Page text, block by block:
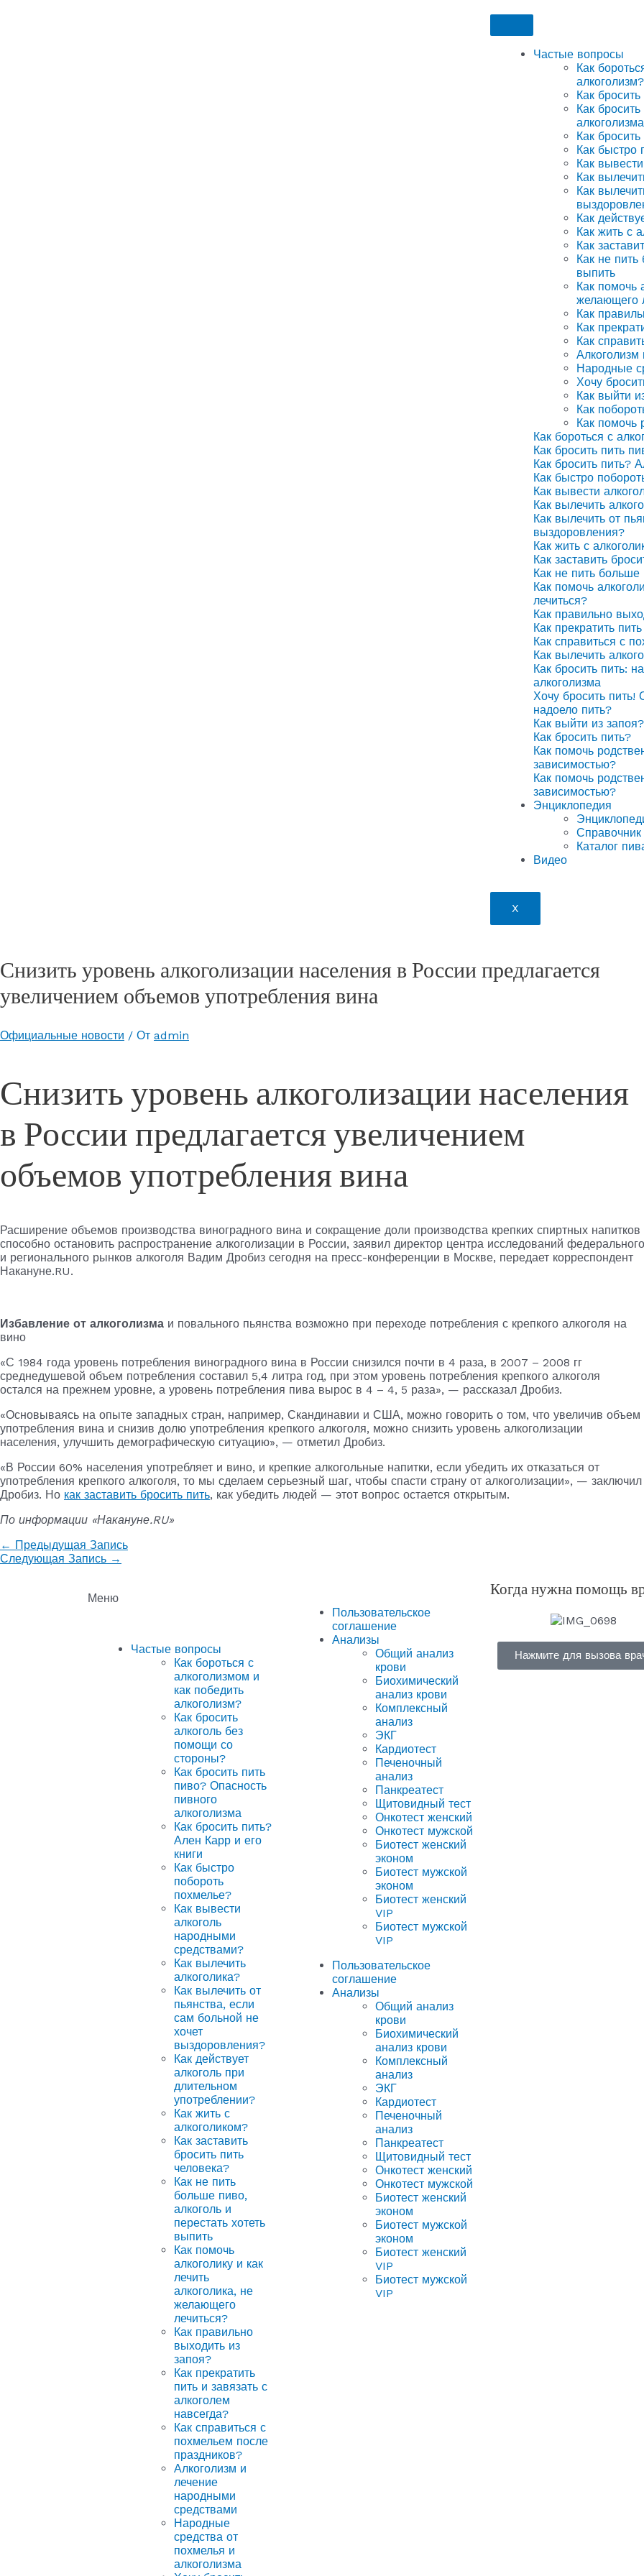
Частые вопросы
Как
алкоголизм?
Как
Как
алкоголизма
Как
Как быстро
Как
Как
Как
Как
Как жить с
Как
Как не пить
выпить
Как помочь
желающего
Как
Как
Как
Народные
Хочу
Как выйти
Как
Как помочь
Как бороться с
Как бросить пить
Как бросить пить?
Как быстро
Как вывести
Как вылечить
Как вылечить от
выздоровления?
Как жить с
Как заставить
Как не пить больше
Как помочь
лечиться?
Как правильно
Как прекратить
Как справиться с
Как вылечить
Как бросить пить:
алкоголизма
Хочу бросить пить!
надоело пить?
Как выйти из запоя?
Как бросить пить?
Как помочь
зависимостью?
Как помочь
зависимостью?
Энциклопедия
Справочник
Каталог
Видео
X
Снизить уровень алкоголизации населения в России предлагается
увеличением объемов употребления вина
Официальные новости / От admin
Снизить уровень алкоголизации населения
в России предлагается увеличением
объемов употребления вина
Расширение объемов производства виноградного вина и сокращение доли производства крепких спиртных напитков
способно остановить распространение алкоголизации в России, заявил директор центра исследований федерального
и регионального рынков алкоголя Вадим Дробиз сегодня на пресс-конференции в Москве, передает корреспондент
Накануне.RU.
Избавление от алкоголизма и повального пьянства возможно при переходе потребления с крепкого алкоголя на
вино
«С 1984 года уровень потребления виноградного вина в России снизился почти в 4 раза, в 2007 – 2008 гг
среднедушевой объем потребления составил 5,4 литра год, при этом уровень потребления крепкого алкоголя
остался на прежнем уровне, а уровень потребления пива вырос в 4 – 4, 5 раза», — рассказал Дробиз.
«Основываясь на опыте западных стран, например, Скандинавии и США, можно говорить о том, что увеличив объем
употребления вина и снизив долю употребления крепкого алкоголя, можно снизить уровень алкоголизации
населения, улучшить демографическую ситуацию», — отметил Дробиз.
«В России 60% населения употребляет и вино, и крепкие алкогольные напитки, если убедить их отказаться от
употребления крепкого алкоголя, то мы сделаем серьезный шаг, чтобы спасти страну от алкоголизации», — заключил
Дробиз. Но как заставить бросить пить, как убедить людей — этот вопрос остается открытым.
По информации «Накануне.RU»
← Предыдущая Запись
Следующая Запись →
Меню
Частые вопросы
Как бороться с
алкоголизмом и
как победить
алкоголизм?
Как бросить
алкоголь без
помощи со
стороны?
Как бросить пить
пиво? Опасность
пивного
алкоголизма
Как бросить пить?
Ален Карр и его
книги
Как быстро
побороть
похмелье?
Как вывести
алкоголь
народными
средствами?
Как вылечить
алкоголика?
Как вылечить от
пьянства, если
сам больной не
хочет
выздоровления?
Как действует
алкоголь при
длительном
употреблении?
Как жить с
алкоголиком?
Как заставить
бросить пить
человека?
Как не пить
больше пиво,
алкоголь и
перестать хотеть
выпить
Как помочь
алкоголику и как
лечить
алкоголика, не
желающего
лечиться?
Как правильно
выходить из
запоя?
Как прекратить
пить и завязать с
алкоголем
навсегда?
Как справиться с
похмельем после
праздников?
Алкоголизм и
лечение
народными
средствами
Народные
средства от
похмелья и
алкоголизма
Пользовательское
соглашение
Анализы
Общий анализ
крови
Биохимический
анализ крови
Комплексный
анализ
ЭКГ
Кардиотест
Печеночный
анализ
Панкреатест
Щитовидный тест
Онкотест женский
Онкотест мужской
Биотест женский
эконом
Биотест мужской
эконом
Биотест женский
VIP
Биотест мужской
VIP
Пользовательское
соглашение
Анализы
Общий анализ
крови
Биохимический
анализ крови
Комплексный
анализ
ЭКГ
Кардиотест
Печеночный
анализ
Панкреатест
Щитовидный тест
Онкотест женский
Онкотест мужской
Биотест женский
эконом
Биотест мужской
эконом
Биотест женский
VIP
Биотест мужской
VIP
Когда нужна помощь
Нажмите для вызова